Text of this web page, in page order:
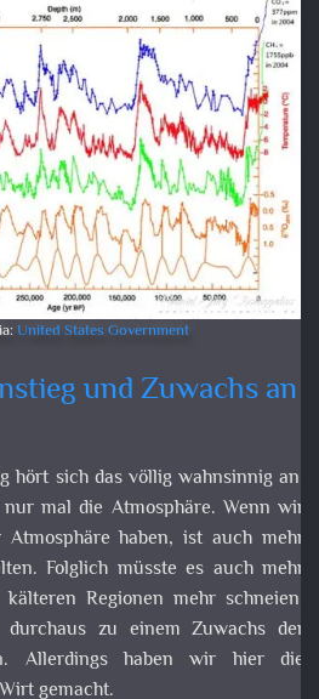
United States Government
und Zuwachs an
hört sich das völlig wahnsinnig
mal die Atmosphäre. Wenn wir
haben, ist auch mehr Wasser in
es auch mehr regnen bzw. in
schneien. Dadurch könnte
Zuwachs der Eismassen
hier die Rechnung ohne den
ihre Wassermassen
Eigenschaften von Wasser.